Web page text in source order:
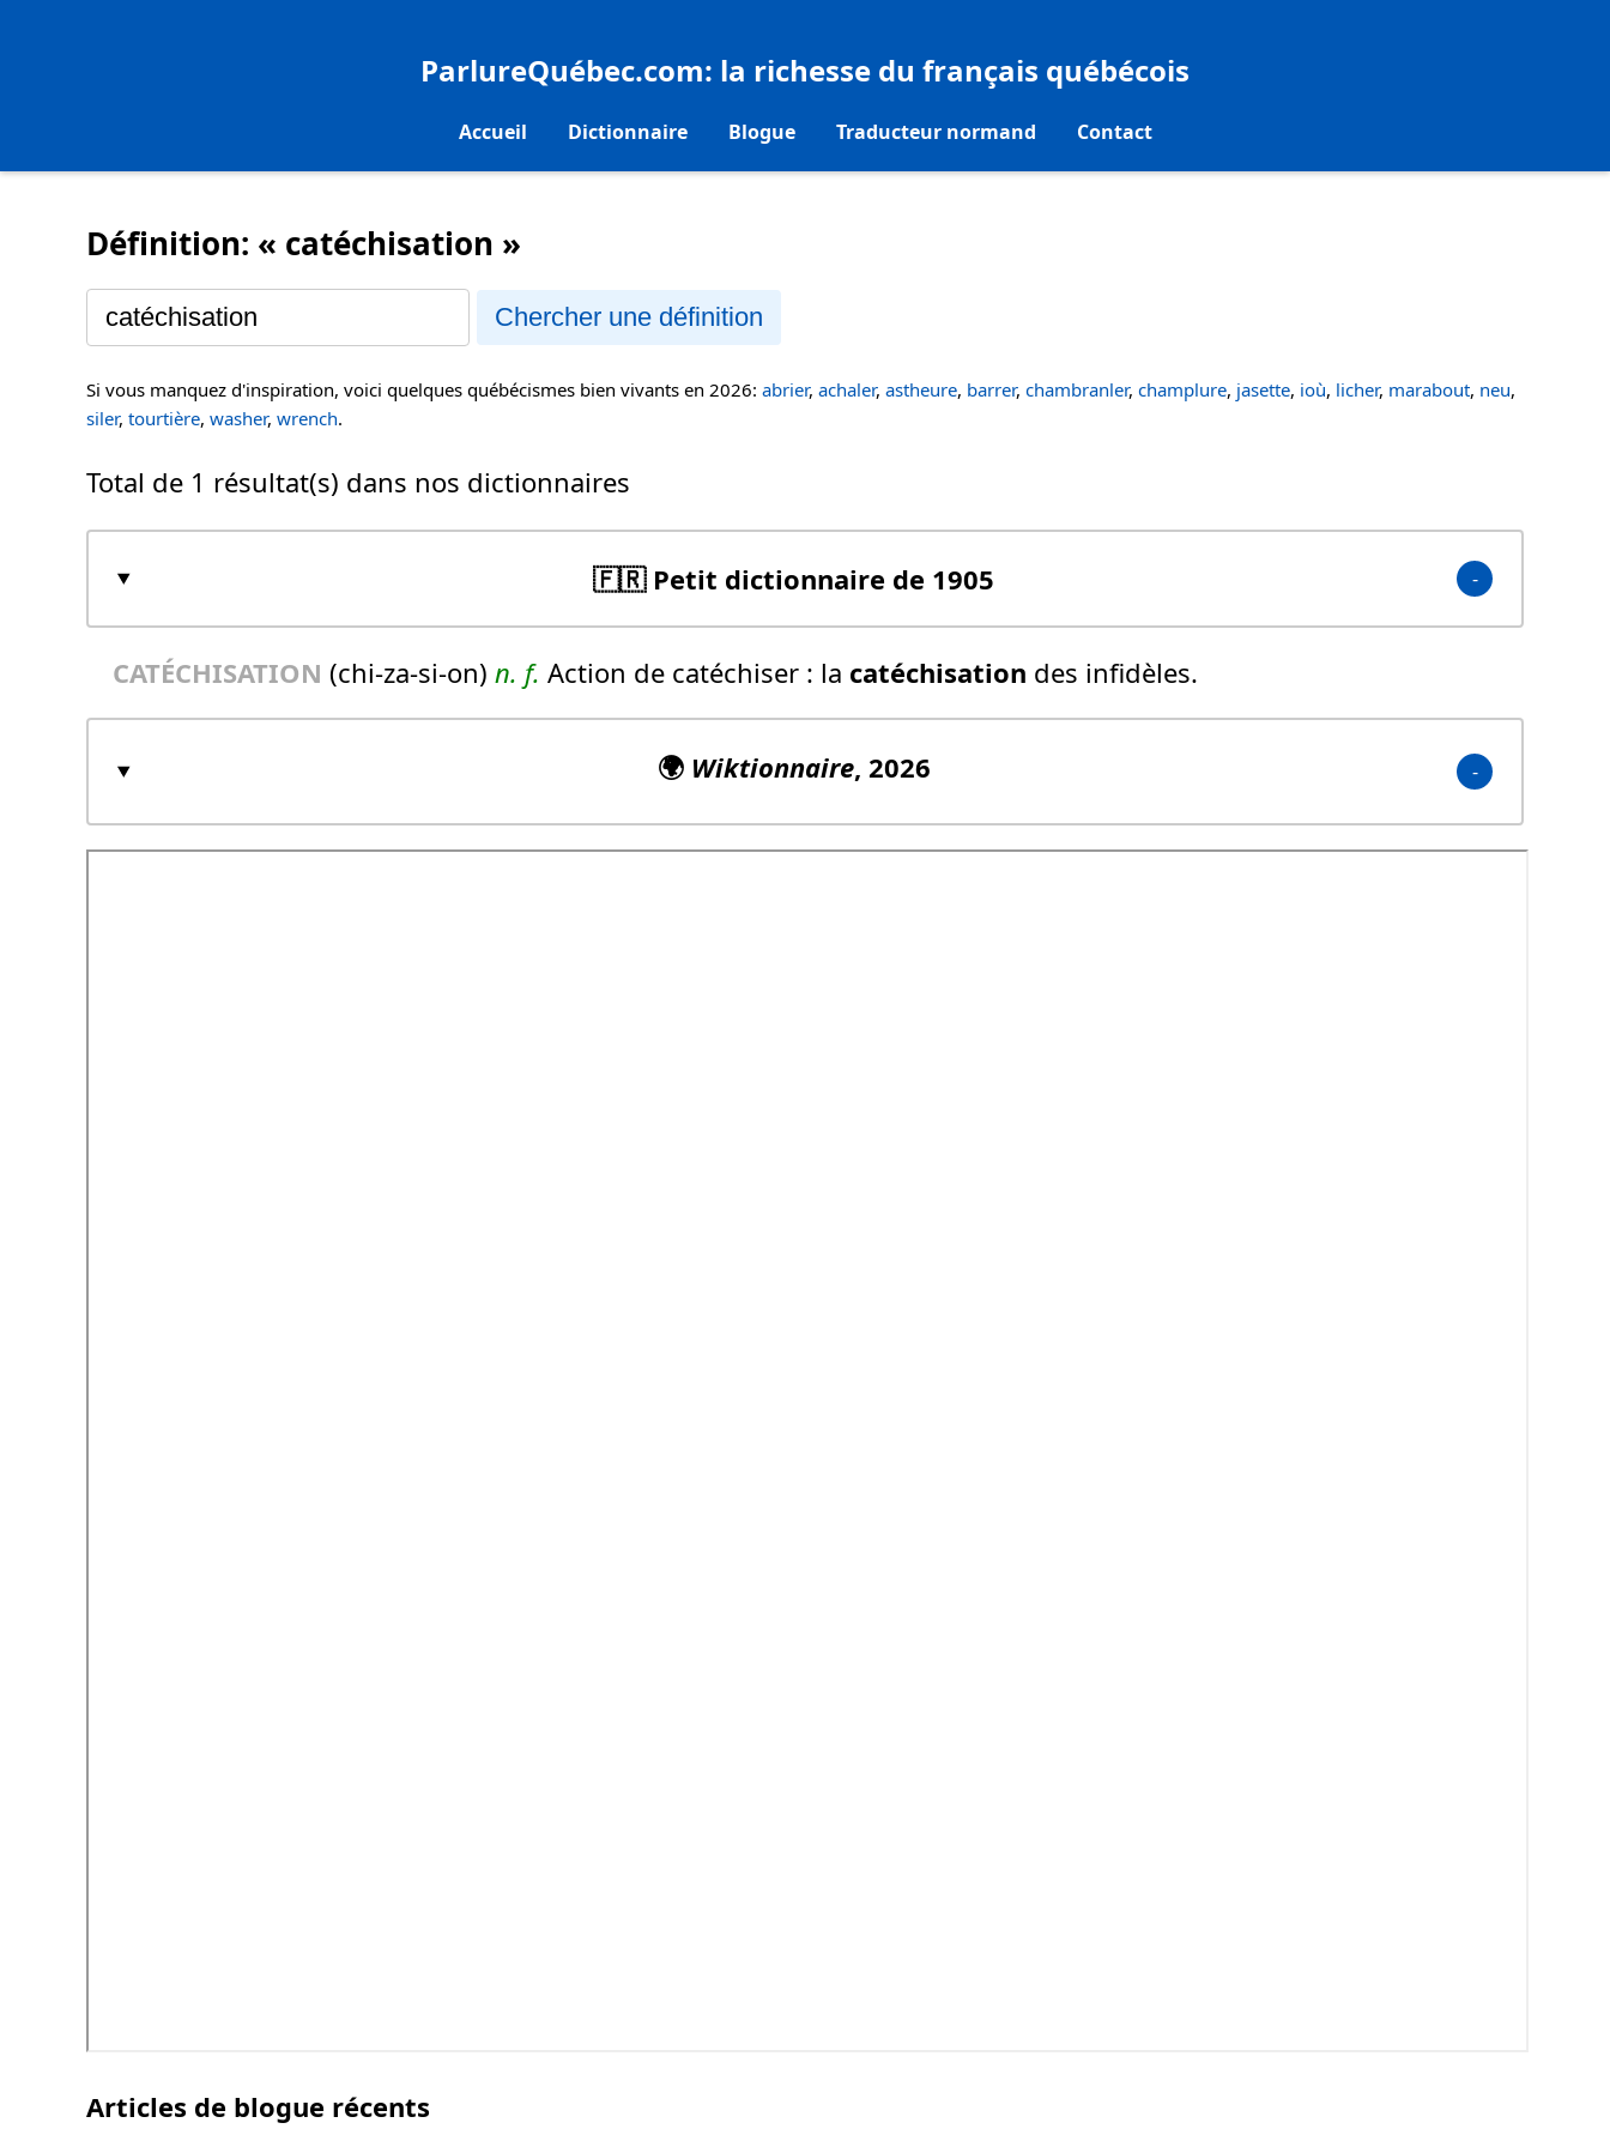
ParlureQuébec.com: la richesse du français québécois
Accueil Dictionnaire Blogue Traducteur normand Contact
Définition: « catéchisation »
Chercher une définition
Si vous manquez d'inspiration, voici quelques québécismes bien vivants en 2026: abrier, achaler, astheure, barrer, chambranler, champlure, jasette, ioù, licher, marabout, neu,
siler, tourtière, washer, wrench.
Total de 1 résultat(s) dans nos dictionnaires
🇫🇷 Petit dictionnaire de 1905
CATÉCHISATION (chi-za-si-on) n. f. Action de catéchiser : la catéchisation des infidèles.
🌍 Wiktionnaire, 2026
Articles de blogue récents